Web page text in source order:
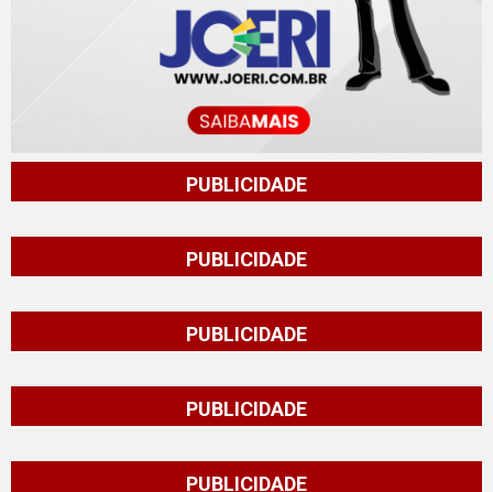
PUBLICIDADE
PUBLICIDADE
PUBLICIDADE
PUBLICIDADE
PUBLICIDADE